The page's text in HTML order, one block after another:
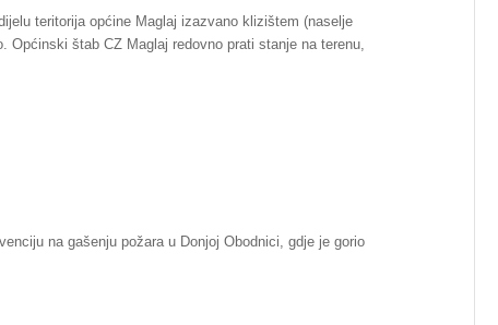
teritorija općine Maglaj izazvano klizištem (naselje
štab CZ Maglaj redovno prati stanje na terenu,
na gašenju požara u Donjoj Obodnici, gdje je gorio